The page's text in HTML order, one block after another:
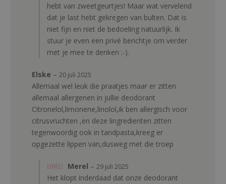
hebt van zweetgeurtjes! Maar wat vervelend
dat je last hebt gekregen van bulten. Dat is
niet fijn en niet de bedoeling natuurlijk. Ik
stuur je even een privé berichtje om verder
met je mee te denken :-).
Elske – 20 juli 2025
Allemaal wel leuk die praatjes maar er zitten
allemaal allergenen in jullie deodorant
Citronelol,limonene,linolol,ik ben allergisch voor
citrusvruchten ,en deze lingredienten zitten
tegenwoordig ook in tandpasta,kreeg er
opgezette lippen van,dusweg met die troep
LOVELI Merel – 29 juli 2025
Het klopt inderdaad dat onze deodorant